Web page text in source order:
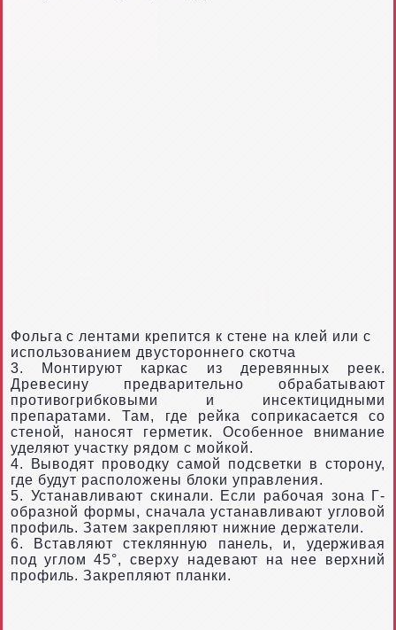
Фольга с лентами крепится к стене на клей или с
использованием двустороннего скотча
3. Монтируют каркас из деревянных реек.
Древесину предварительно обрабатывают
противогрибковыми и инсектицидными
препаратами. Там, где рейка соприкасается со
стеной, наносят герметик. Особенное внимание
уделяют участку рядом с мойкой.
4. Выводят проводку самой подсветки в сторону,
где будут расположены блоки управления.
5. Устанавливают скинали. Если рабочая зона Г-
образной формы, сначала устанавливают угловой
профиль. Затем закрепляют нижние держатели.
6. Вставляют стеклянную панель, и, удерживая
под углом 45°, сверху надевают на нее верхний
профиль. Закрепляют планки.